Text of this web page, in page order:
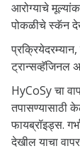
आरोग्याचे
पोकळीचे स्कॅन
प्रक्रियेदरम्यान,
ट्रान्सव्हॅजिनल
HyCoSy चा
तपासण्यासाठी
फायब्रॉइड्स.
देखील याचा